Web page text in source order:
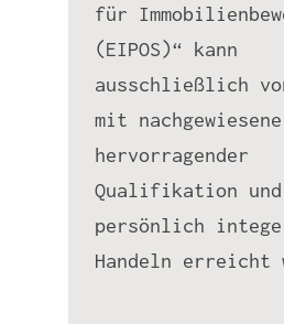
für
(EIPOS)“ kann
ausschließlich
mit
hervorragender
Qualifikation und
persönlich
Handeln erreicht